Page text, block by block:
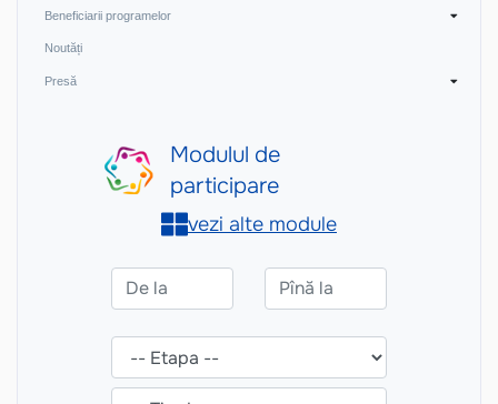
Beneficiarii programelor
Noutăți
Presă